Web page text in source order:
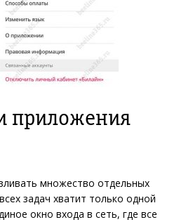
приложения
множество отдельных
задач хватит только одной
окно входа в сеть, где все